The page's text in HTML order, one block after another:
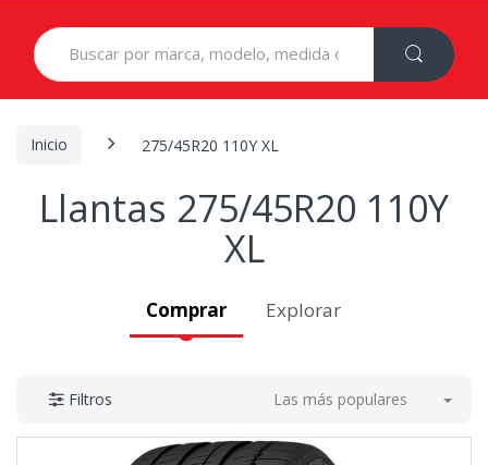
Search
for:
Inicio 275/45R20 110Y XL
Llantas 275/45R20 110Y
XL
Comprar Explorar
Filtros Las más populares